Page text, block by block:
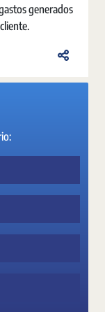
generados